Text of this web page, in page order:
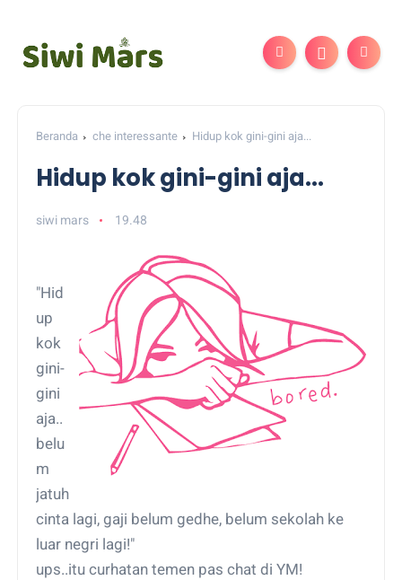
Beranda che interessante Hidup kok gini-gini aja...
Hidup kok gini-gini aja...
siwi mars 19.48
"Hid
up
kok
gini-
gini
aja..
belu
m
jatuh
cinta lagi, gaji belum gedhe, belum sekolah ke
luar negri lagi!"
ups..itu curhatan temen pas chat di YM!